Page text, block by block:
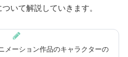
いて解説していきます。
メーション作品のキャラクターの